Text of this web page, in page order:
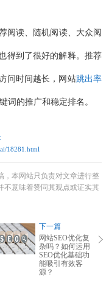
阅读、随机阅读、大众阅
得到了很好的解释。推荐
问时间越长，网站跳出率
词的推广和稳定排名。
18281.html
，本网站只负责对文章进行整
不意味着赞同其观点或证实其
下一篇
网站SEO优化复
杂吗？如何运用
SEO优化基础功
能吸引有效客
源？